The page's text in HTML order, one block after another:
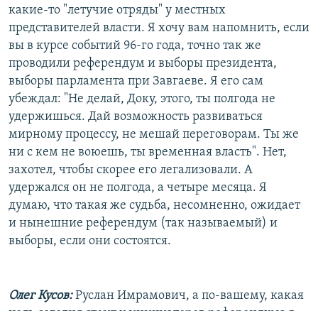
какие-то "летучие отряды" у местных
представителей власти. Я хочу вам напомнить, если
вы в курсе событий 96-го года, точно так же
проводили референдум и выборы президента,
выборы парламента при Завгаеве. Я его сам
убеждал: "Не делай, Доку, этого, ты полгода не
удержишься. Дай возможность развиваться
мирному процессу, не мешай переговорам. Ты же
ни с кем не воюешь, ты временная власть". Нет,
захотел, чтобы скорее его легализовали. А
удержался он не полгода, а четыре месяца. Я
думаю, что такая же судьба, несомненно, ожидает
и нынешние референдум (так называемый) и
выборы, если они состоятся.
Олег Кусов:Руслан Имрамович, а по-вашему, какая